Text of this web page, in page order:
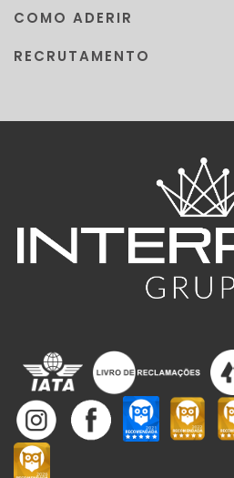
COMO ADERIR
RECRUTAMENTO